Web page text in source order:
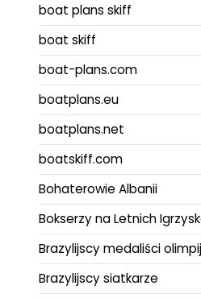
boat plans skiff
boat skiff
boat-plans.com
boatplans.eu
boatplans.net
boatskiff.com
Bohaterowie Albanii
Bokserzy na Letnich
Brazylijscy medaliści
Brazylijscy siatkarze